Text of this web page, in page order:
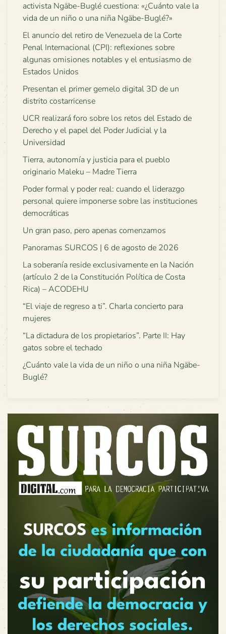
activista Ngäbe-Buglé cuestiona: «¿Cuánto vale la
vida de un niño o una niña Ngäbe-Buglé?»
El anuncio del retiro de Venezuela de la Corte
Penal Internacional (CPI): reflexiones sobre
algunas omisiones notables y el entusiasmo de
Estados Unidos
Presentan el primer gemelo digital 3D de un
distrito costarricense
UCR realizará foro sobre los retos del Estado de
Derecho y el papel del Poder Judicial y la
Universidad
Tierra, autonomía y justicia para el pueblo
originario Maleku – Madre Tierra
Poder formal y poder real: cuando el liderazgo
personal quiere imponerse sobre las instituciones
democráticas
Un gran paso, pero apenas comenzamos
Panoramas SURCOS | 6 de agosto de 2026
La soberanía reside exclusivamente en la Nación
(artículo 2 de la Constitución Política de Costa
Rica) – ACODEHU
“El viaje de regreso a ti”. Charla concierto para
mujeres
“La dictadura de los propietarios”. Parte II: Hay
gatos sobre el techado
¿Cuánto vale la vida de un niño o una niña Ngäbe-
Buglé?